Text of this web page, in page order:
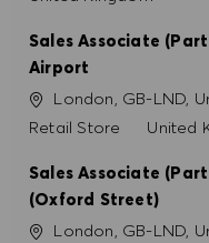
Sales Associate
Airport
Ort London, GB-LND,
Kategorie
Retail Store United
Sales Associate
(Oxford Street)
Ort London, GB-LND,